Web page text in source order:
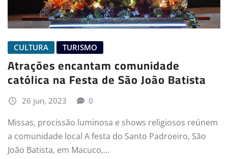
CULTURA TURISMO
Atrações encantam comunidade
católica na Festa de São João Batista
26 jun, 2023 0
Missas, procissão luminosa e shows religiosos reúnem
a comunidade local A festa do Santo Padroeiro, São
João Batista, em Macuco,…